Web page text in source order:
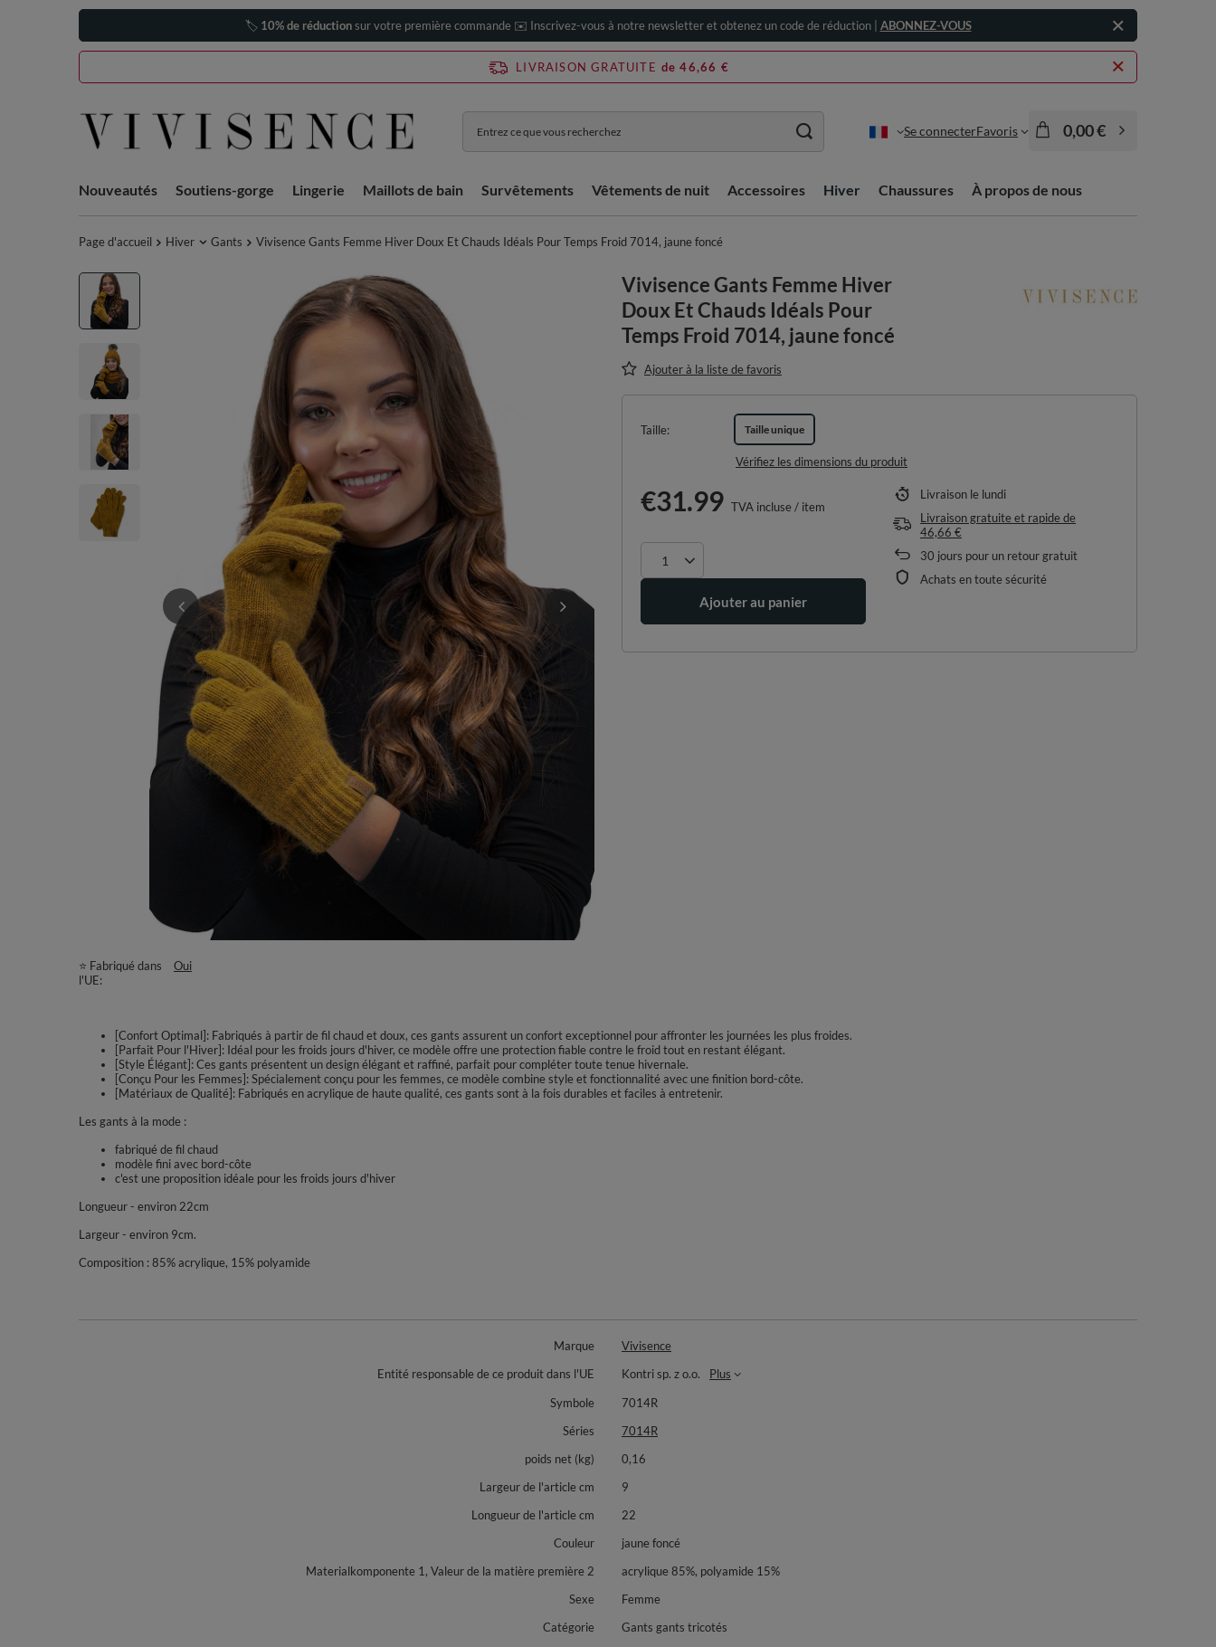
🏷️ 10% de réductionsur votre première commande ✉️ Inscrivez-vous à notre newsletter et obtenez un code de réduction | ABONNEZ-VOUS
LIVRAISON GRATUITE de 46,66 €
Se connecterFavoris 0,00 €
Nouveautés Soutiens-gorge Lingerie Maillots de bain Survêtements Vêtements de nuit Accessoires Hiver Chaussures À propos de nous
Page d'accueil Hiver Gants Vivisence Gants Femme Hiver Doux Et Chauds Idéals Pour Temps Froid 7014, jaune foncé
⭐ Fabriqué dans
l'UE
Oui
Vivisence Gants Femme Hiver
Doux Et Chauds Idéals Pour
Temps Froid 7014, jaune foncé
Ajouter à la liste de favoris
Taille Taille unique
Vérifiez les dimensions du produit
€31.99 TVA incluse/ item
Ajouter au panier
Livraison le lundi
Livraison gratuite et rapidede
46,66 €
30 jours pour un retour gratuit
Achats en toute sécurité
[Confort Optimal]: Fabriqués à partir de fil chaud et doux, ces gants assurent un confort exceptionnel pour affronter les journées les plus froides.
[Parfait Pour l'Hiver]: Idéal pour les froids jours d'hiver, ce modèle offre une protection fiable contre le froid tout en restant élégant.
[Style Élégant]: Ces gants présentent un design élégant et raffiné, parfait pour compléter toute tenue hivernale.
[Conçu Pour les Femmes]: Spécialement conçu pour les femmes, ce modèle combine style et fonctionnalité avec une finition bord-côte.
[Matériaux de Qualité]: Fabriqués en acrylique de haute qualité, ces gants sont à la fois durables et faciles à entretenir.
Les gants à la mode :
fabriqué de fil chaud
modèle fini avec bord-côte
c'est une proposition idéale pour les froids jours d'hiver
Longueur - environ 22cm
Largeur - environ 9cm.
Composition : 85% acrylique, 15% polyamide
Marque
Vivisence
Entité responsable de ce produit dans l'UE
Kontri sp. z o.o.
Plus
Symbole
7014R
Séries
7014R
poids net (kg)
0,16
Largeur de l'article cm
9
Longueur de l'article cm
22
Couleur
jaune foncé
Materialkomponente 1, Valeur de la matière première 2
acrylique 85%, polyamide 15%
Sexe
Femme
Catégorie
Gants gants tricotés